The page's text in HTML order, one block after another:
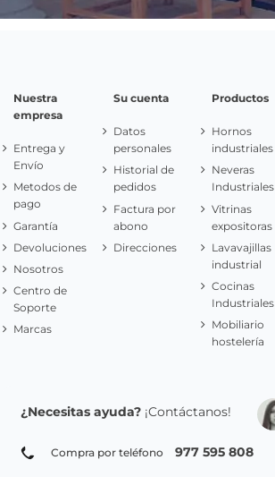
Nuestra
empresa
Entrega y
Envío
Metodos de
pago
Garantía
Devoluciones
Nosotros
Centro de
Soporte
Marcas
Su cuenta
Datos
personales
Historial de
pedidos
Factura por
abono
Direcciones
Productos
Hornos
industriales
Neveras
Industriales
Vitrinas
expositoras
Lavavajillas
industrial
Cocinas
Industriales
Mobiliario
hostelería
¿Necesitas ayuda? ¡Contáctanos!
Compra por teléfono 977 595 808